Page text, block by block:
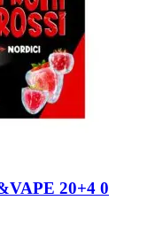
20+4 0